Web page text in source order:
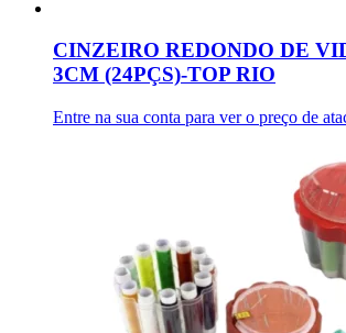
CINZEIRO REDONDO DE
3CM (24PÇS)-TOP RIO
Entre na sua conta para ver o preço de